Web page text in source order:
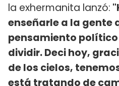
la exhermanita lanzó:
enseñarle a la gente
pensamiento político
dividir. Deci hoy,
de los cielos,
está tratando de